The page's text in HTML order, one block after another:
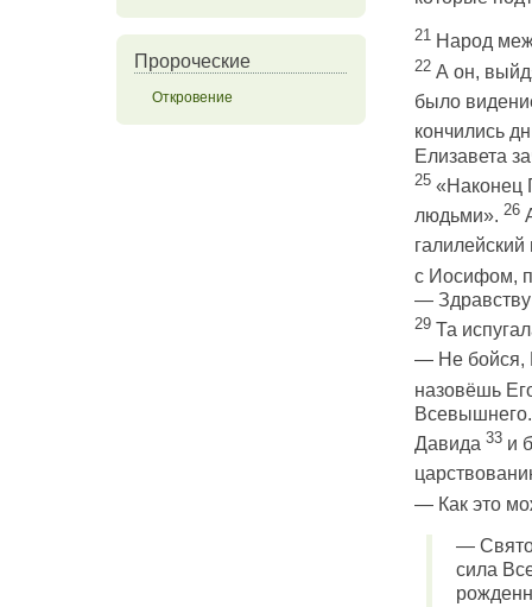
Пророческие
Откровение
21Народ меж
22А он,
было
кончились
Елизавета
25«Наконец
людьми». 26
с Иосифом,
—
29Та
— Не бойся,
назовёшь
Всевышнего.
Давида 33и
— Как это
—
сила